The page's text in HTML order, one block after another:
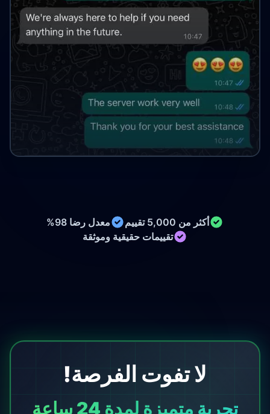
أكثر من 5,000 تقييم
معدل رضا 98%
تقييمات حقيقية وموثقة
لا تفوت الفرصة!
تجربة متميزة لمدة 24 ساعة